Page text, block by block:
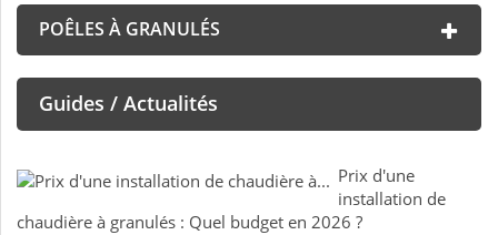
POÊLES À GRANULÉS
Guides / Actualités
Prix d'une
installation de
chaudière à granulés : Quel budget en 2026 ?